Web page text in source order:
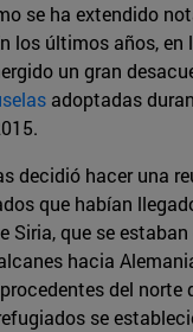
se ha extendido
los últimos años,
un gran
adoptadas
decidió hacer una
que habían
Siria, que se
hacia
del norte
se